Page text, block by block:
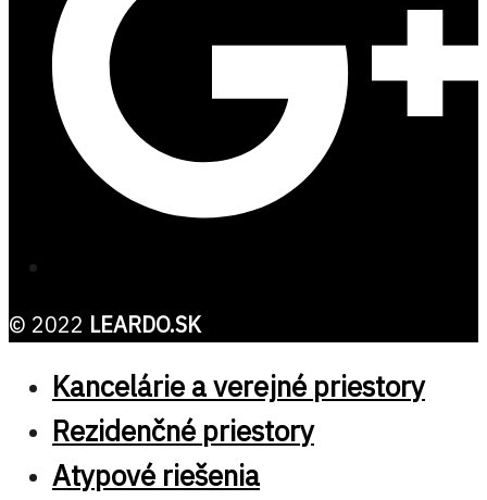
© 2022 LEARDO.SK
Kancelárie a verejné priestory
Rezidenčné priestory
Atypové riešenia